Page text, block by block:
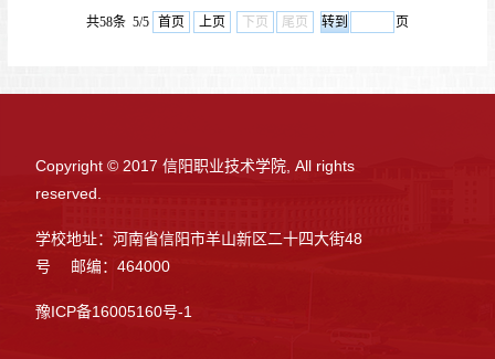
共58条 5/5 首页 上页 下页 尾页 页
Copyright © 2017 信阳职业技术学院, All rights
reserved.
学校地址：河南省信阳市羊山新区二十四大街48
号 邮编：464000
豫ICP备16005160号-1